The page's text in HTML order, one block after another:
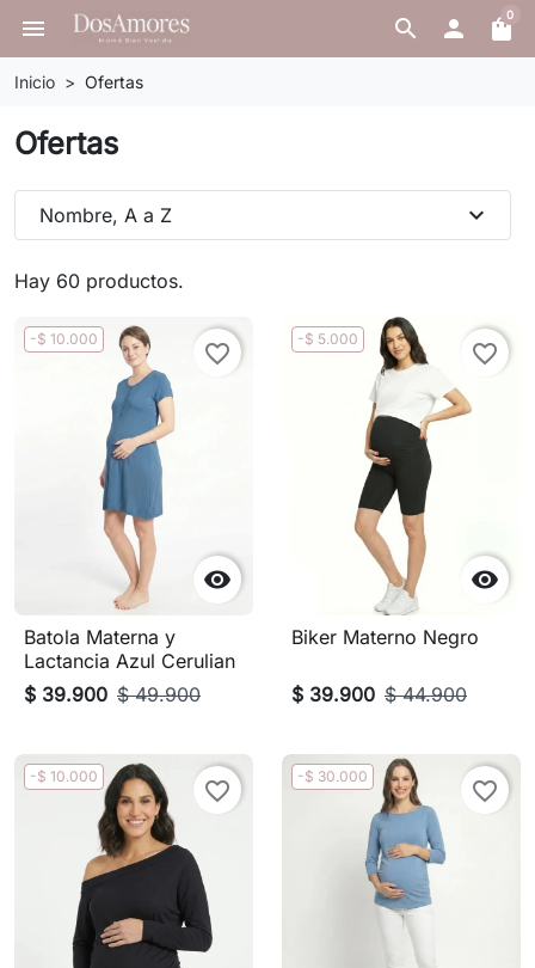
search
menu  shopping_bag0
Inicio Ofertas
Ofertas
Hay 60 productos.
Nombre, A a Z expand_more
-$ 10.000

favorite_border
Batola Materna y
Lactancia Azul Cerulian
$ 39.900 $ 49.900
-$ 5.000

favorite_border
Biker Materno Negro
$ 39.900 $ 44.900
-$ 10.000
favorite_border
-$ 30.000
favorite_border